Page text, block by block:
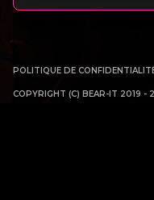
POLITIQUE DE
COPYRIGHT (C) BEAR-IT 2019 -